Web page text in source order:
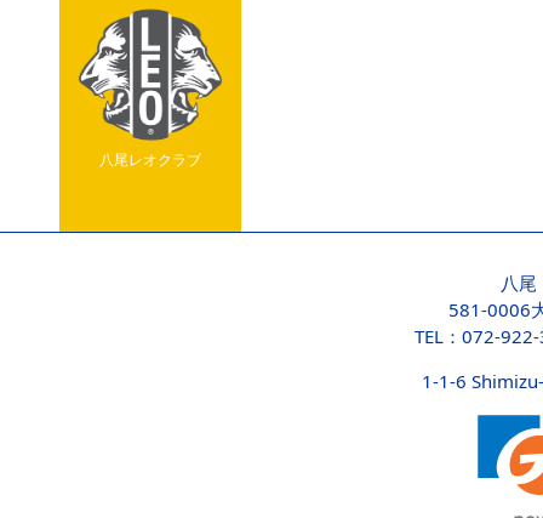
八尾レオクラブ
八
581-0006
TEL：072-
1-1-6